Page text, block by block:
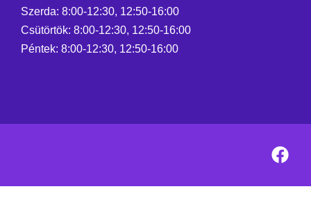
Szerda: 8:00-12:30, 12:50-16:00
Csütörtök: 8:00-12:30, 12:50-16:00
Péntek: 8:00-12:30, 12:50-16:00